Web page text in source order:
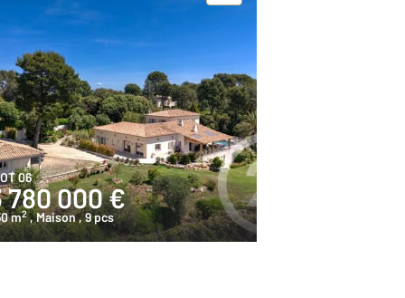
06
780 000 €
m2 , Maison, 9 pcs